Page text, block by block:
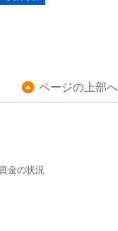
ページの上部へ
金の状況